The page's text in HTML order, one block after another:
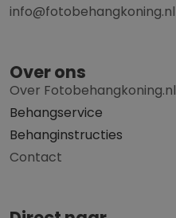
info@fotobehangkoning.nl
Over ons
Over Fotobehangkoning.nl
Behangservice
Behanginstructies
Contact